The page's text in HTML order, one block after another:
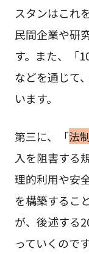
スタンはこれ
民間企業や研
す。また、「
などを通じて
います。
第三に、「法
入を阻害する
理的利用や安
を構築するこ
が、後述する
っていくのです